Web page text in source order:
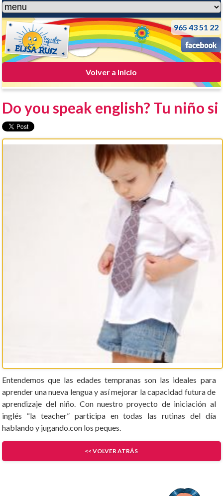
Volver a Inicio
965 43 51 22
Do you speak english? Tu niño si
Entendemos que las edades tempranas son las ideales para
aprender una nueva lengua y así mejorar la capacidad futura de
aprendizaje del niño. Con nuestro proyecto de iniciación al
inglés “la teacher” participa en todas las rutinas del día
hablando y jugando.con los peques.
<< VOLVER ATRÁS